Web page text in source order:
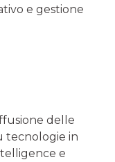
e gestione
delle
tecnologie in
e